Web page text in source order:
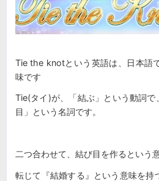
Tie the knotという英語は、日本語
味です
Tie(タイ)が、「結ぶ」という動詞
目」という名詞です。
二つ合わせて、結び目を作るという意
転じて『結婚する』という意味を持